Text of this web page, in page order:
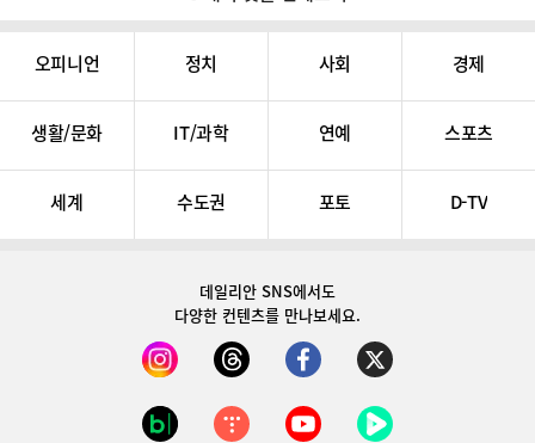
오피니언 정치 사회 경제
생활/문화 IT/과학 연예 스포츠
세계 수도권 포토 D-TV
데일리안 SNS에서도
다양한 컨텐츠를 만나보세요.